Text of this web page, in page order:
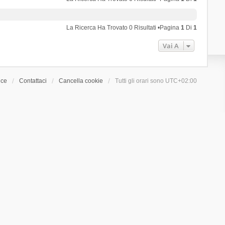
La Ricerca Ha Trovato 0 Risultati •Pagina1 Di1
Vai A
Contattaci Cancella cookie Tutti gli orari sono UTC+02:00